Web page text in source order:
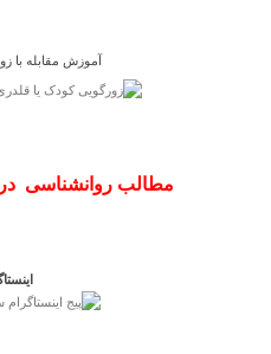
آموزش مقابله با
مطالب روانشناسی